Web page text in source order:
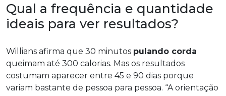
Qual a frequência e quantidade
ideais para ver resultados?
Willians afirma que 30 minutos pulando corda
queimam até 300 calorias. Mas os resultados
costumam aparecer entre 45 e 90 dias porque
variam bastante de pessoa para pessoa. “A orientação